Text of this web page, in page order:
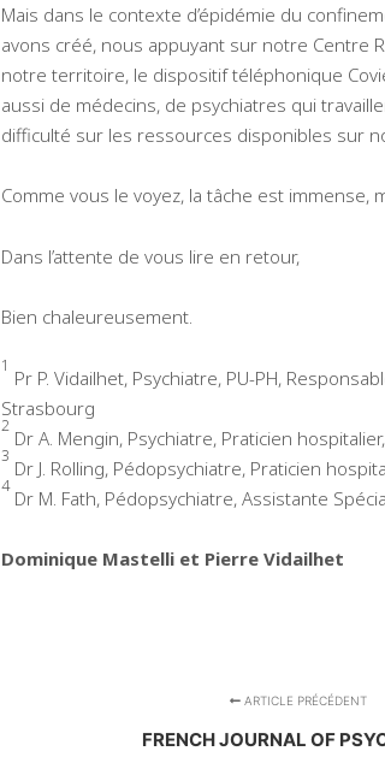
Mais dans le contexte d’épidémie du
avons créé, nous appuyant sur notre Centre
notre territoire, le dispositif téléphonique
aussi de médecins, de psychiatres qui
difficulté sur les ressources disponibles sur
Comme vous le voyez, la tâche est
Dans l’attente de vous lire en retour,
Bien chaleureusement.
1
Pr P. Vidailhet, Psychiatre, PU-PH,
Strasbourg
2
Dr A. Mengin, Psychiatre, Praticien
3
Dr J. Rolling, Pédopsychiatre, Praticien
4
Dr M. Fath, Pédopsychiatre, Assistante
Dominique Mastelli et Pierre Vidailhet
ARTICLE PRÉCÉDENT
FRENCH JOURNAL OF